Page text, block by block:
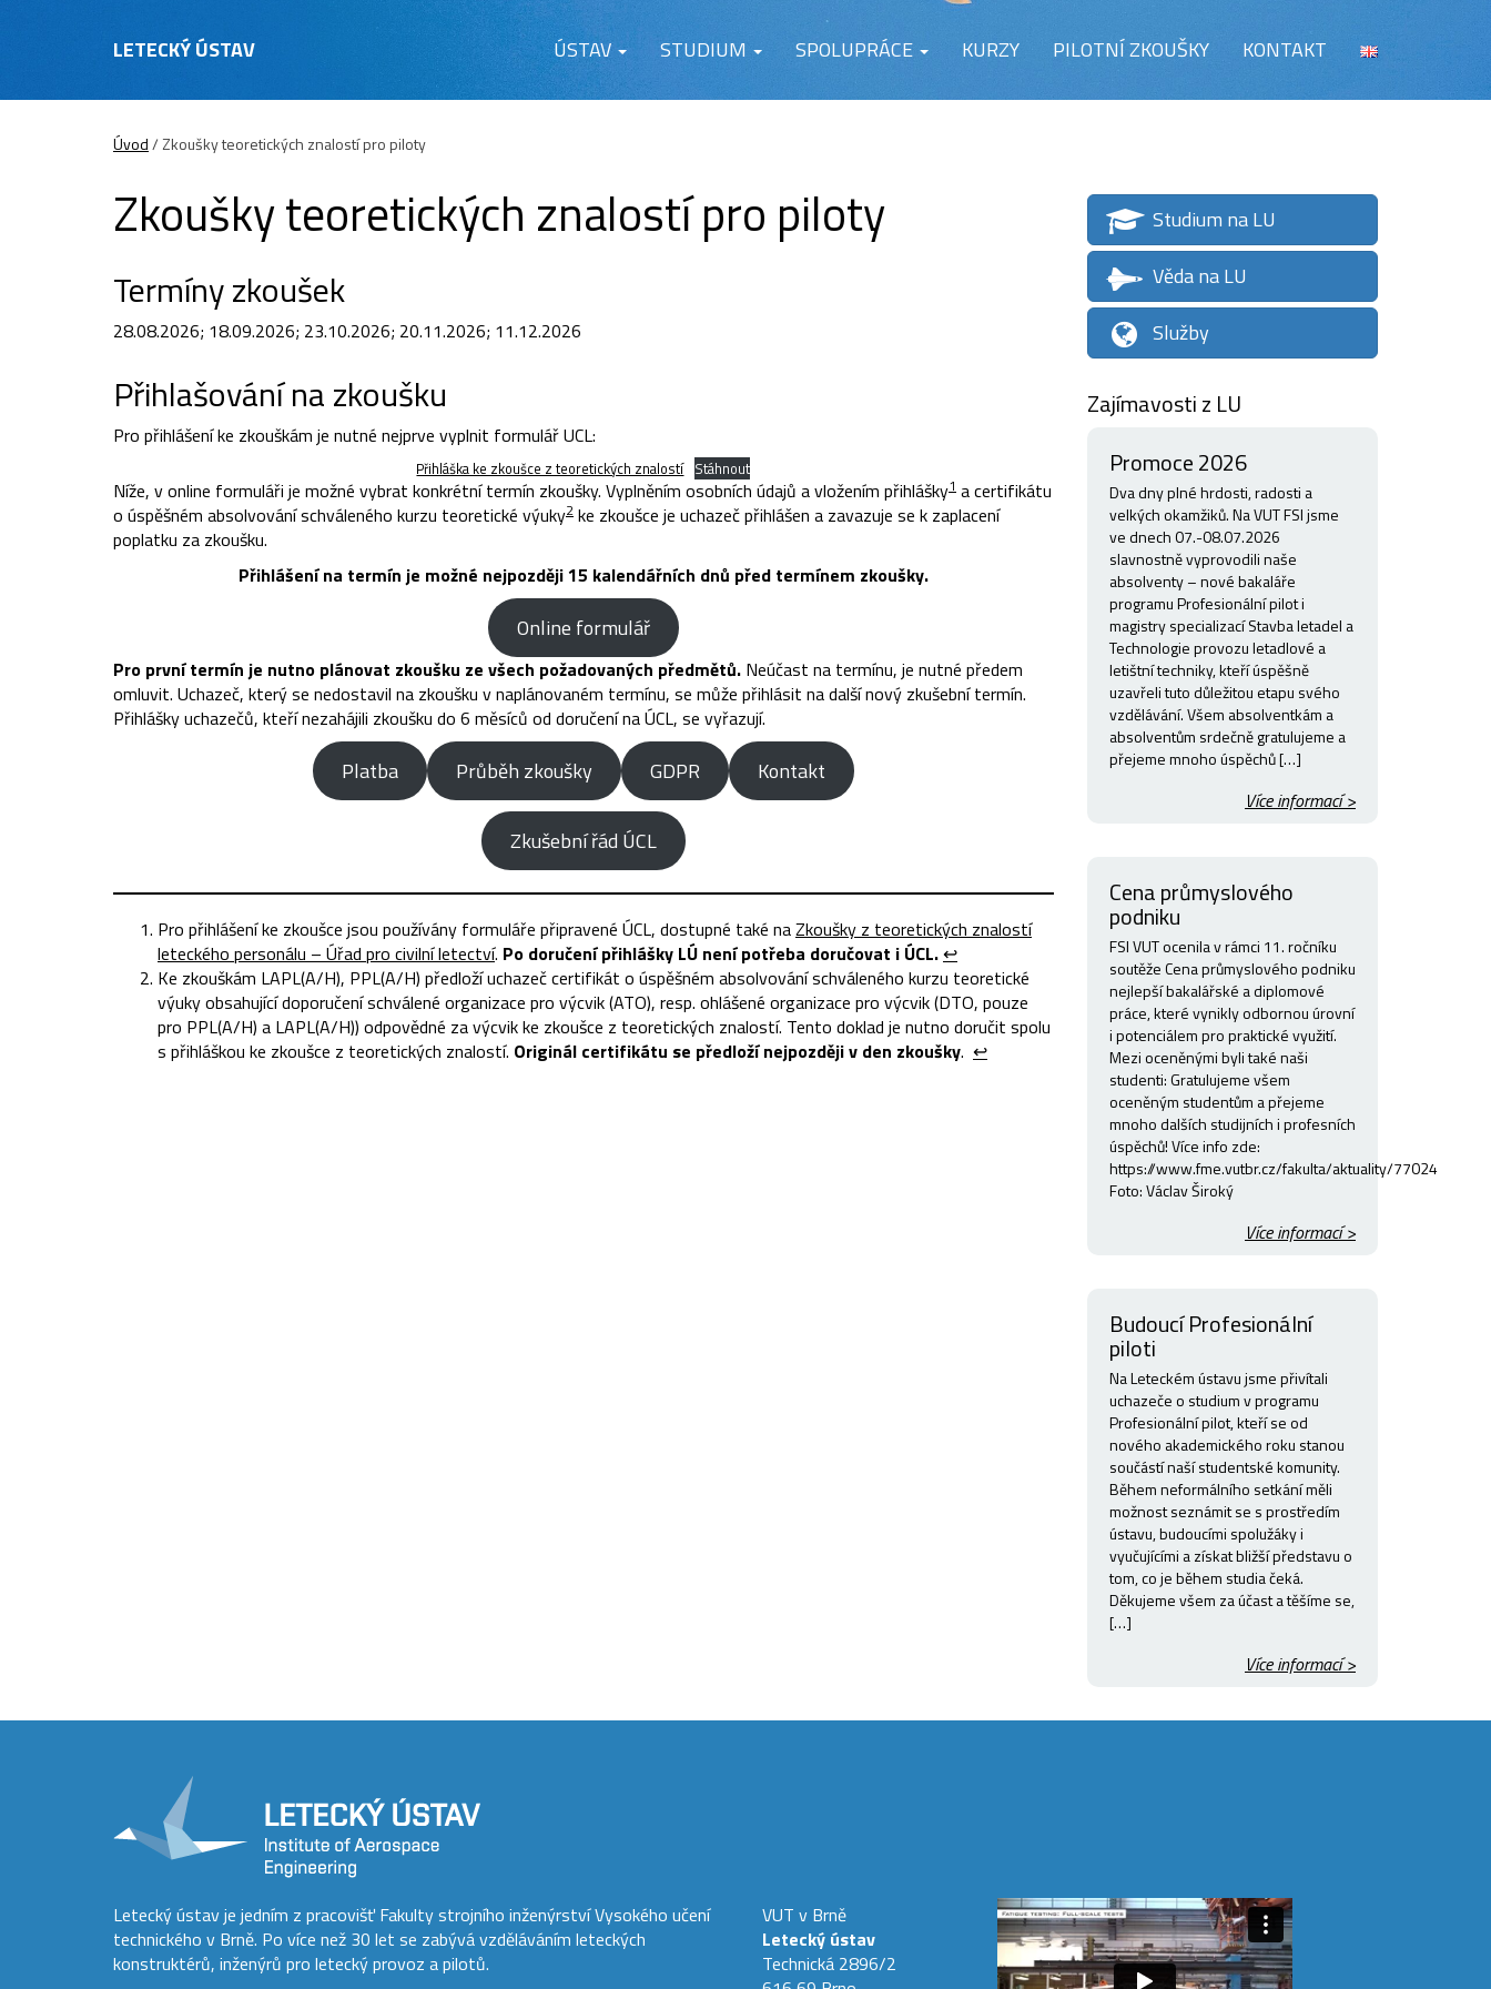
LETECKÝ ÚSTAV ÚSTAV STUDIUM SPOLUPRÁCE KURZY PILOTNÍ ZKOUŠKY KONTAKT
Úvod/Zkoušky teoretických znalostí pro piloty
Zkoušky teoretických znalostí pro piloty
Termíny zkoušek
28.08.2026; 18.09.2026; 23.10.2026; 20.11.2026; 11.12.2026
Přihlašování na zkoušku
Pro přihlášení ke zkouškám je nutné nejprve vyplnit formulář UCL:
Přihláška ke zkoušce z teoretických znalostí Stáhnout
Níže, v online formuláři je možné vybrat konkrétní termín zkoušky. Vyplněním osobních údajů a vložením přihlášky1 a certifikátu
o úspěšném absolvování schváleného kurzu teoretické výuky2 ke zkoušce je uchazeč přihlášen a zavazuje se k zaplacení
poplatku za zkoušku.
Přihlášení na termín je možné nejpozději 15 kalendářních dnů před termínem zkoušky.
Online formulář
Pro první termín je nutno plánovat zkoušku ze všech požadovaných předmětů. Neúčast na termínu, je nutné předem
omluvit. Uchazeč, který se nedostavil na zkoušku v naplánovaném termínu, se může přihlásit na další nový zkušební termín.
Přihlášky uchazečů, kteří nezahájili zkoušku do 6 měsíců od doručení na ÚCL, se vyřazují.
Platba Průběh zkoušky GDPR Kontakt
Zkušební řád ÚCL
Pro přihlášení ke zkoušce jsou používány formuláře připravené ÚCL, dostupné také naZkoušky z teoretických znalostí
leteckého personálu – Úřad pro civilní letectví. Po doručení přihlášky LÚ není potřeba doručovat i ÚCL.↩︎
Ke zkouškám LAPL(A/H), PPL(A/H) předloží uchazeč certifikát o úspěšném absolvování schváleného kurzu teoretické
výuky obsahující doporučení schválené organizace pro výcvik (ATO), resp. ohlášené organizace pro výcvik (DTO, pouze
pro PPL(A/H) a LAPL(A/H)) odpovědné za výcvik ke zkoušce z teoretických znalostí. Tento doklad je nutno doručit spolu
s přihláškou ke zkoušce z teoretických znalostí. Originál certifikátu se předloží nejpozději v den zkoušky. ↩︎
Studium na LU
Věda na LU
Služby
Zajímavosti z LU
Promoce 2026
Dva dny plné hrdosti, radosti a
velkých okamžiků. Na VUT FSI jsme
ve dnech 07.-08.07.2026
slavnostně vyprovodili naše
absolventy – nové bakaláře
programu Profesionální pilot i
magistry specializací Stavba letadel a
Technologie provozu letadlové a
letištní techniky, kteří úspěšně
uzavřeli tuto důležitou etapu svého
vzdělávání. Všem absolventkám a
absolventům srdečně gratulujeme a
přejeme mnoho úspěchů […]
Více informací >
Cena průmyslového
podniku
FSI VUT ocenila v rámci 11. ročníku
soutěže Cena průmyslového podniku
nejlepší bakalářské a diplomové
práce, které vynikly odbornou úrovní
i potenciálem pro praktické využití.
Mezi oceněnými byli také naši
studenti: Gratulujeme všem
oceněným studentům a přejeme
mnoho dalších studijních i profesních
úspěchů! Více info zde:
https://www.fme.vutbr.cz/fakulta/aktuality/77024
Foto: Václav Široký
Více informací >
Budoucí Profesionální
piloti
Na Leteckém ústavu jsme přivítali
uchazeče o studium v programu
Profesionální pilot, kteří se od
nového akademického roku stanou
součástí naší studentské komunity.
Během neformálního setkání měli
možnost seznámit se s prostředím
ústavu, budoucími spolužáky i
vyučujícími a získat bližší představu o
tom, co je během studia čeká.
Děkujeme všem za účast a těšíme se,
[…]
Více informací >
Letecký ústav je jedním z pracovišť Fakulty strojního inženýrství Vysokého učení
technického v Brně. Po více než 30 let se zabývá vzděláváním leteckých
konstruktérů, inženýrů pro letecký provoz a pilotů.
VUT v Brně
Letecký ústav
Technická 2896/2